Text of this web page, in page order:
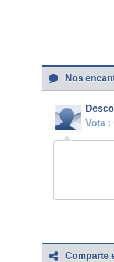
Nos
Vota :
Comparte